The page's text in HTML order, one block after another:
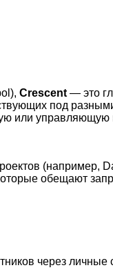
Crescent — это
под
или
(например,
обещают
через личные